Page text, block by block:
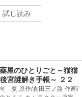
試し読み
薬屋のひとりごと～猫猫
宮謎解き手帳～ ２２
夏 原作/倉田三ノ路 作画/